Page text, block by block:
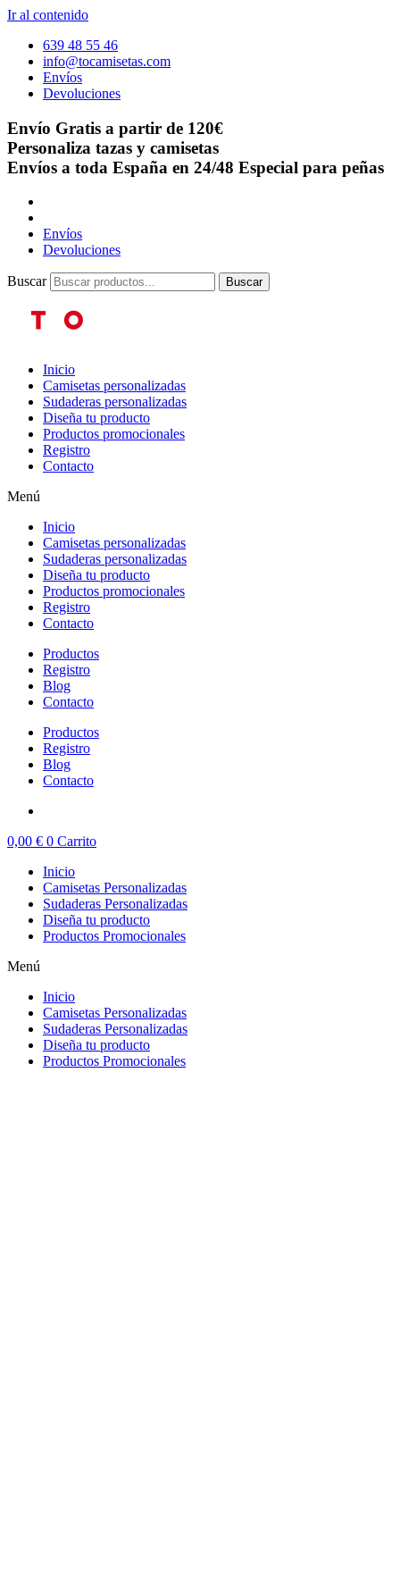
Ir al contenido
639 48 55 46
info@tocamisetas.com
Envíos
Devoluciones
Envío Gratis a partir de 120€
Personaliza tazas y camisetas
Envíos a toda España en 24/48 Especial para peñas
Envíos
Devoluciones
Buscar Buscar
Inicio
Camisetas personalizadas
Sudaderas personalizadas
Diseña tu producto
Productos promocionales
Registro
Contacto
Menú
Inicio
Camisetas personalizadas
Sudaderas personalizadas
Diseña tu producto
Productos promocionales
Registro
Contacto
Productos
Registro
Blog
Contacto
Productos
Registro
Blog
Contacto
0,00 € 0 Carrito
Inicio
Camisetas Personalizadas
Sudaderas Personalizadas
Diseña tu producto
Productos Promocionales
Menú
Inicio
Camisetas Personalizadas
Sudaderas Personalizadas
Diseña tu producto
Productos Promocionales